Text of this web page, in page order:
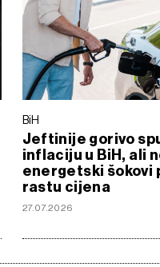
BiH
Jeftinije gorivo
inflaciju u BiH, ali
energetski šokovi
rastu cijena
27.07.2026